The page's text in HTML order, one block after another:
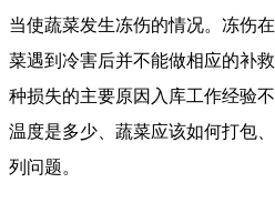
当使蔬菜发生冻伤的情况。冻伤
菜遇到冷害后并不能做相应的补
种损失的主要原因入库工作经验
温度是多少、蔬菜应该如何打包
列问题。